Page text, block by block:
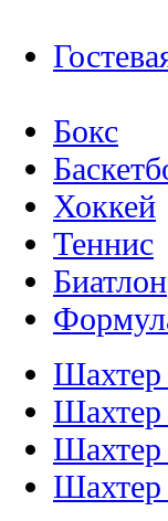
Бокс
Хоккей
Теннис
Биатлон
Шахтер
Шахтер
Шахтер